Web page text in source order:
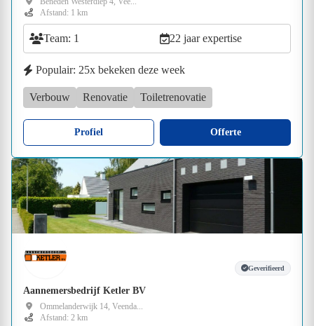
Afstand: 1 km
Team: 1 22 jaar expertise
Populair: 25x bekeken deze week
Verbouw Renovatie Toiletrenovatie
Profiel Offerte
Geverifieerd
Aannemersbedrijf Ketler BV
Ommelanderwijk 14, Veenda...
Afstand: 2 km